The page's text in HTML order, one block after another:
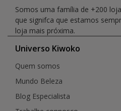
Somos uma família de +200
que signifca que estamos
loja mais próxima.
Universo Kiwoko
Quem somos
Mundo Beleza
Blog Especialista